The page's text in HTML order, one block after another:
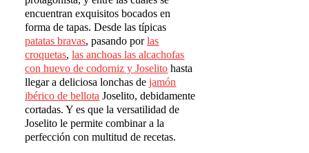
encuentran exquisitos bocados en
forma de tapas. Desde las típicas
patatas bravas, pasando porlas
croquetas,las anchoas lasalcachofas
con huevo de codorniz y Joselito hasta
llegar a deliciosa lonchas dejamón
ibérico de bellota Joselito, debidamente
cortadas. Y es que la versatilidad de
Joselito le permite combinar a la
perfección con multitud de recetas.